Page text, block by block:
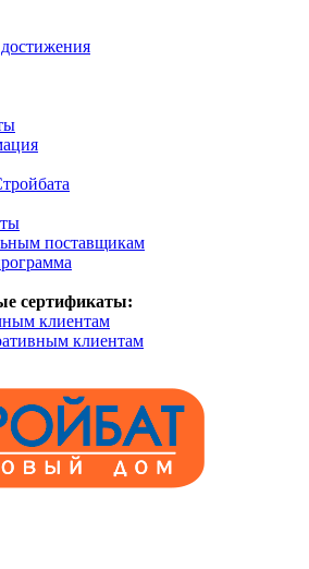
поставщикам
сертификаты:
клиентам
клиентам